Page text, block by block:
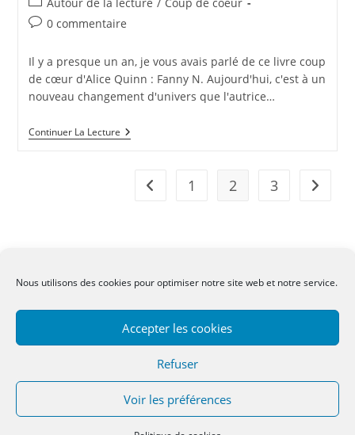
Nous utilisons des cookies pour optimiser notre site web et notre service.
Accepter les cookies
Refuser
Voir les préférences
la
publication :
category:
Commentaires
la
publication :
0 commentaire
Il y a presque un an, je vous avais parlé de ce livre coup
de cœur d'Alice Quinn : Fanny N. Aujourd'hui, c'est à un
nouveau changement d'univers que l'autrice…
Continuer La LectureLa
Lettre
Go to the previous page
1 2 3 Aller à
Copyright 2022 - OceanWP Theme by OceanWP